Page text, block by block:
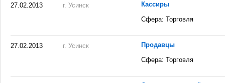
27.02.2013 г. Усинск
Кассиры
Сфера: Торговля
27.02.2013 г. Усинск
Продавцы
Сфера: Торговля